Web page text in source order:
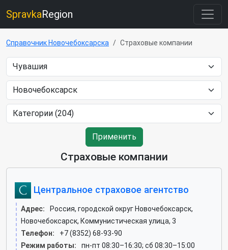
SpravkaRegion
Справочник Новочебоксарска Страховые компании
Применить
Страховые компании
Центральное страховое агентство
Адрес:
Россия, городской округ Новочебоксарск,
Новочебоксарск, Коммунистическая улица, 3
Телефон:
+7 (8352) 68-93-90
Режим работы:
пн-пт 08:30–16:30; сб 08:30–15:00